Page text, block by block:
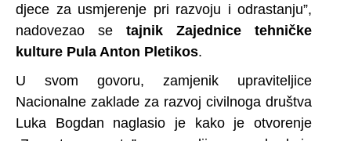
djece za usmjerenje pri razvoju i odrastanju”,
nadovezao se tajnik
Zajednice tehničke
kulture Pula Anton Pletikos.
U svom govoru, zamjenik upraviteljice
Nacionalne zaklade za razvoj civilnoga društva
Luka Bogdan naglasio je kako je otvorenje